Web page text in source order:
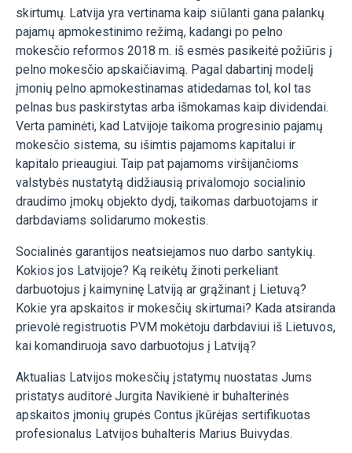
skirtumų. Latvija yra vertinama kaip siūlanti gana palankų
pajamų apmokestinimo režimą, kadangi po pelno
mokesčio reformos 2018 m. iš esmės pasikeitė požiūris į
pelno mokesčio apskaičiavimą. Pagal dabartinį modelį
įmonių pelno apmokestinamas atidedamas tol, kol tas
pelnas bus paskirstytas arba išmokamas kaip dividendai.
Verta paminėti, kad Latvijoje taikoma progresinio pajamų
mokesčio sistema, su išimtis pajamoms kapitalui ir
kapitalo prieaugiui. Taip pat pajamoms viršijančioms
valstybės nustatytą didžiausią privalomojo socialinio
draudimo įmokų objekto dydį, taikomas darbuotojams ir
darbdaviams solidarumo mokestis.
Socialinės garantijos neatsiejamos nuo darbo santykių.
Kokios jos Latvijoje? Ką reikėtų žinoti perkeliant
darbuotojus į kaimyninę Latviją ar grąžinant į Lietuvą?
Kokie yra apskaitos ir mokesčių skirtumai? Kada atsiranda
prievolė registruotis PVM mokėtoju darbdaviui iš Lietuvos,
kai komandiruoja savo darbuotojus į Latviją?
Aktualias Latvijos mokesčių įstatymų nuostatas Jums
pristatys auditorė Jurgita Navikienė ir buhalterinės
apskaitos įmonių grupės Contus įkūrėjas sertifikuotas
profesionalus Latvijos buhalteris Marius Buivydas.